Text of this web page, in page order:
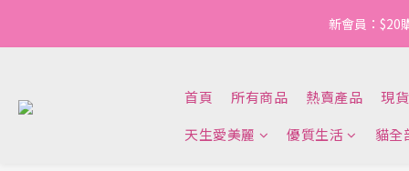
新會員：$20
首頁 所有商品 熱賣產品
現
天生愛美麗
優質生活 貓全